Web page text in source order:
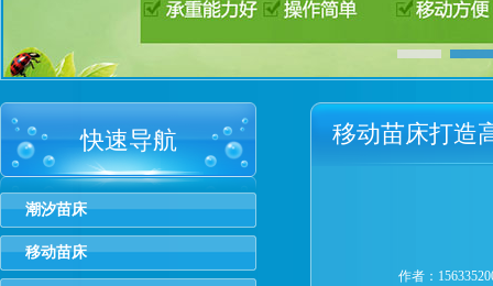
快速导航
潮汐苗床
移动苗床
移动苗床打造
作者：